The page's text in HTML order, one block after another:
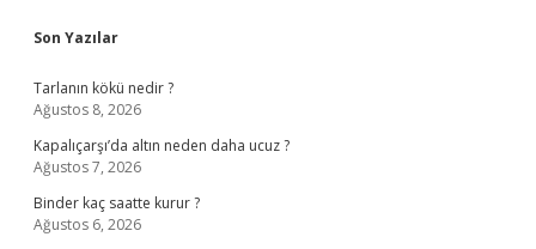
Sidebar
Son Yazılar
Tarlanın kökü nedir ?
Ağustos 8, 2026
Kapalıçarşı’da altın neden daha ucuz ?
Ağustos 7, 2026
Binder kaç saatte kurur ?
Ağustos 6, 2026